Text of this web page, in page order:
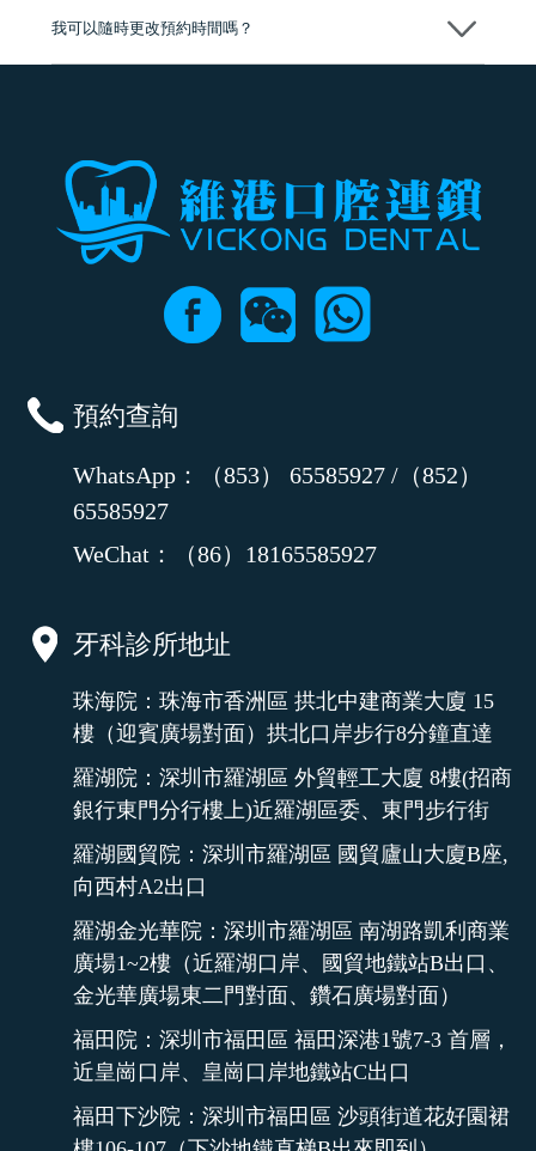
我可以隨時更改預約時間嗎？
可以，請盡早通過wechat或whatsapp聯絡我們，告知我們你原本預約的
預約查詢
WhatsApp：（853） 65585927 /（852）
65585927
WeChat：（86）18165585927
牙科診所地址
珠海院：珠海市香洲區 拱北中建商業大廈 15
樓（迎賓廣場對面）拱北口岸步行8分鐘直達
羅湖院：深圳市羅湖區 外貿輕工大廈 8樓(招商
銀行東門分行樓上)近羅湖區委、東門步行街
羅湖國貿院：深圳市羅湖區 國貿廬山大廈B座,
向西村A2出口
羅湖金光華院：深圳市羅湖區 南湖路凱利商業
廣場1~2樓（近羅湖口岸、國貿地鐵站B出口、
金光華廣場東二門對面、鑽石廣場對面）
福田院：深圳市福田區 福田深港1號7-3 首層，
近皇崗口岸、皇崗口岸地鐵站C出口
福田下沙院：深圳市福田區 沙頭街道花好園裙